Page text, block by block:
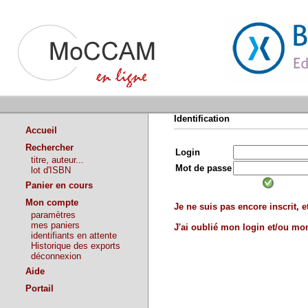
Accueil
Rechercher
titre, auteur...
lot d'ISBN
Panier en cours
Mon compte
paramètres
mes paniers
identifiants en attente
Historique des exports
déconnexion
Aide
Portail
Identification
Login
Mot de passe
Je ne suis pas encore inscrit,
J'ai oublié mon login et/ou